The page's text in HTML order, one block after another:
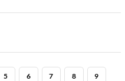
5 6 7 8 9